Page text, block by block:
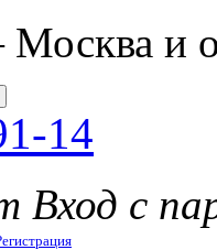
Москва и
14
Вход с